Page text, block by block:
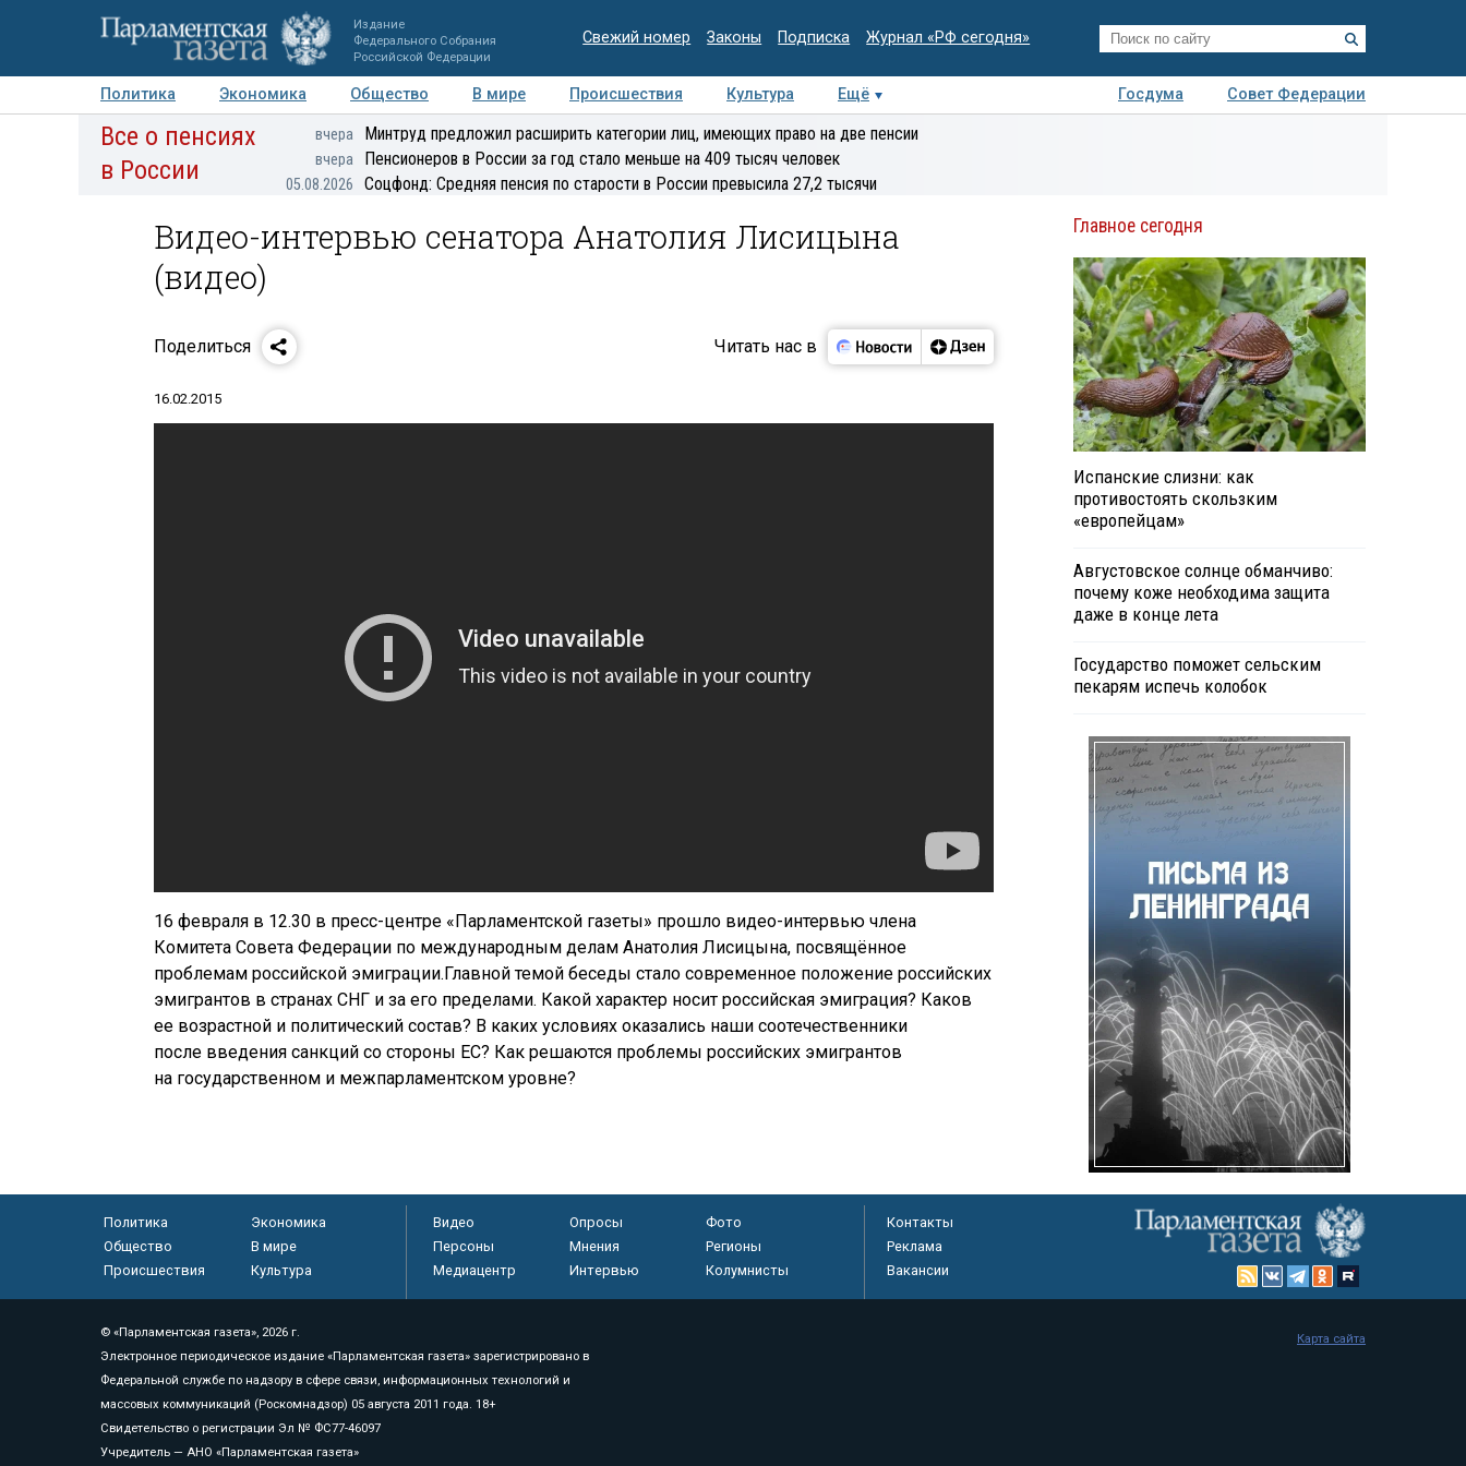
Издание
Федерального Собрания
Российской Федерации
Свежий номер Законы Подписка Журнал «РФ сегодня»
Политика Экономика Общество В мире Происшествия Культура Ещё Госдума
Совет Федерации
Авторы Персоны Мнения Регионы Медиацентр Интервью Колумнисты
Деловая
Все о пенсиях
в России
вчера Минтруд предложил расширить категории лиц, имеющих право на две пенсии
вчера Пенсионеров в России за год стало меньше на 409 тысяч человек
05.08.2026 Соцфонд: Средняя пенсия по старости в России превысила 27,2 тысячи
Видео-интервью сенатора Анатолия Лисицына
(видео)
Поделиться Читать нас в
16.02.2015
16 февраля в 12.30 в пресс-центре «Парламентской газеты» прошло видео-интервью члена
Комитета Совета Федерации по международным делам Анатолия Лисицына, посвящённое
проблемам российской эмиграции.Главной темой беседы стало современное положение российских
эмигрантов в странах СНГ и за его пределами. Какой характер носит российская эмиграция? Каков
ее возрастной и политический состав? В каких условиях оказались наши соотечественники
после введения санкций со стороны ЕС? Как решаются проблемы российских эмигрантов
на государственном и межпарламентском уровне?
Главное сегодня
Испанские слизни: как
противостоять скользким
«европейцам»
Августовское солнце обманчиво:
почему коже необходима защита
даже в конце лета
Государство поможет сельским
пекарям испечь колобок
Политика
Экономика
Общество
В мире
Происшествия
Культура
Видео Опросы
Фото
Персоны
Мнения
Регионы
Медиацентр
Интервью Колумнисты
Контакты
Реклама
Вакансии
© «Парламентская газета», 2026 г.
Электронное периодическое издание «Парламентская газета» зарегистрировано в
Федеральной службе по надзору в сфере связи, информационных технологий и
массовых коммуникаций (Роскомнадзор) 05 августа 2011 года. 18+
Свидетельство о регистрации Эл № ФС77-46097
Учредитель — АНО «Парламентская газета»
Карта сайта